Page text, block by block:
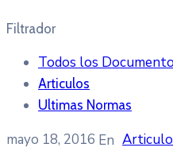
Filtrador
Todos los Documento
Articulos
Ultimas Normas
mayo 18, 2016